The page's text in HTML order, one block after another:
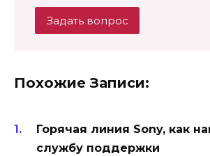
Задать вопрос
Похожие Записи:
Горячая линия Sony, как
службу поддержки